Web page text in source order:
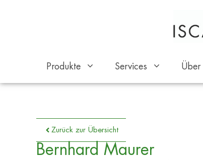
Produkte Services Über
Zurück zur Übersicht
Bernhard Maurer